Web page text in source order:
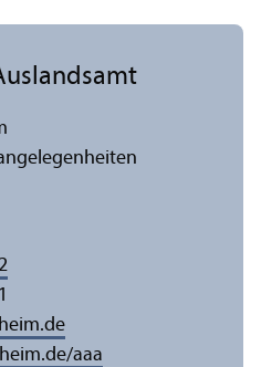
aaa